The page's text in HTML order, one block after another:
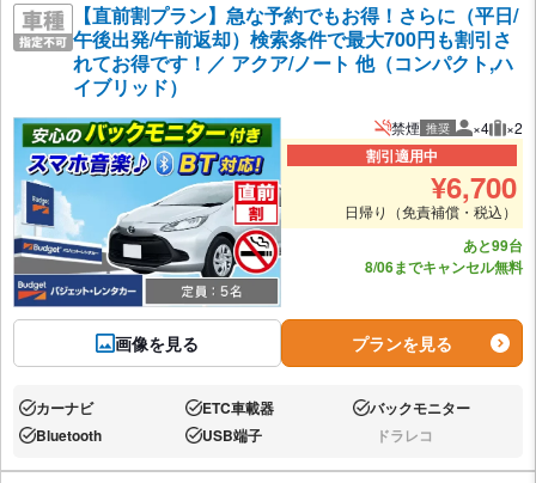
【直前割プラン】急な予約でもお得！さらに（平日/
午後出発/午前返却）検索条件で最大700円も割引さ
れてお得です！／ アクア/ノート 他（コンパクト,ハ
イブリッド）
画像を見る
禁煙 推奨 推奨人数
×4 推
×2
割引適用中
¥6,700
日帰り（免責補償・税込）
あと99台
8/06までキャンセル無料
プランを見る
あり:カーナビ あり:ETC車載器 あり:バックモニター
あり:Bluetooth あり:USB端子 なし:ドラレコ